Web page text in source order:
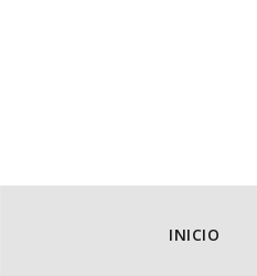
INICIO